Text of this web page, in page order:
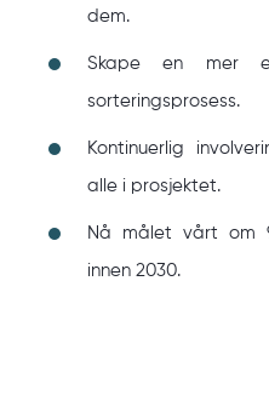
dem.
Skape en mer
sorteringsprosess.
Kontinuerlig
alle i prosjektet.
Nå målet vårt om
innen 2030.